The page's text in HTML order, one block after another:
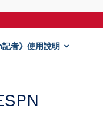
記者》使用說明